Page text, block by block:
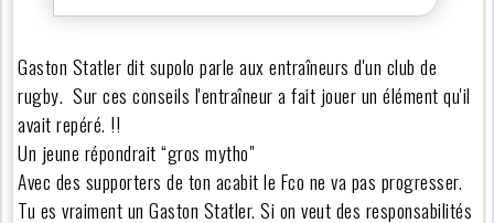
Gaston Statler dit supolo parle aux entraîneurs d'un club de
rugby. Sur ces conseils l'entraîneur a fait jouer un élément qu'il
avait repéré. !!
Un jeune répondrait “gros mytho"
Avec des supporters de ton acabit le Fco ne va pas progresser.
Tu es vraiment un Gaston Statler. Si on veut des responsabilités